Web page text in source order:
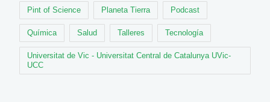
Pint of Science Planeta Tierra Podcast
Química Salud Talleres Tecnología
Universitat de Vic - Universitat Central de Catalunya UVic-
UCC